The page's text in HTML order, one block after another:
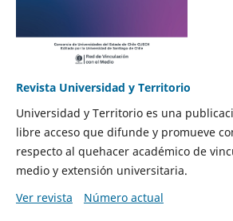
Revista Universidad y Territorio
Universidad y Territorio es una
libre acceso que difunde y promueve
respecto al quehacer académico de
medio y extensión universitaria.
Ver revista
Número actual